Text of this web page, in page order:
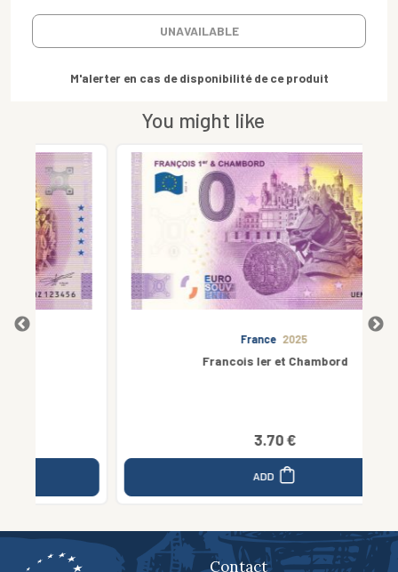
UNAVAILABLE
M'alerter en cas de disponibilité de ce produit
You might like
Francois Ier et Chambord
Contact